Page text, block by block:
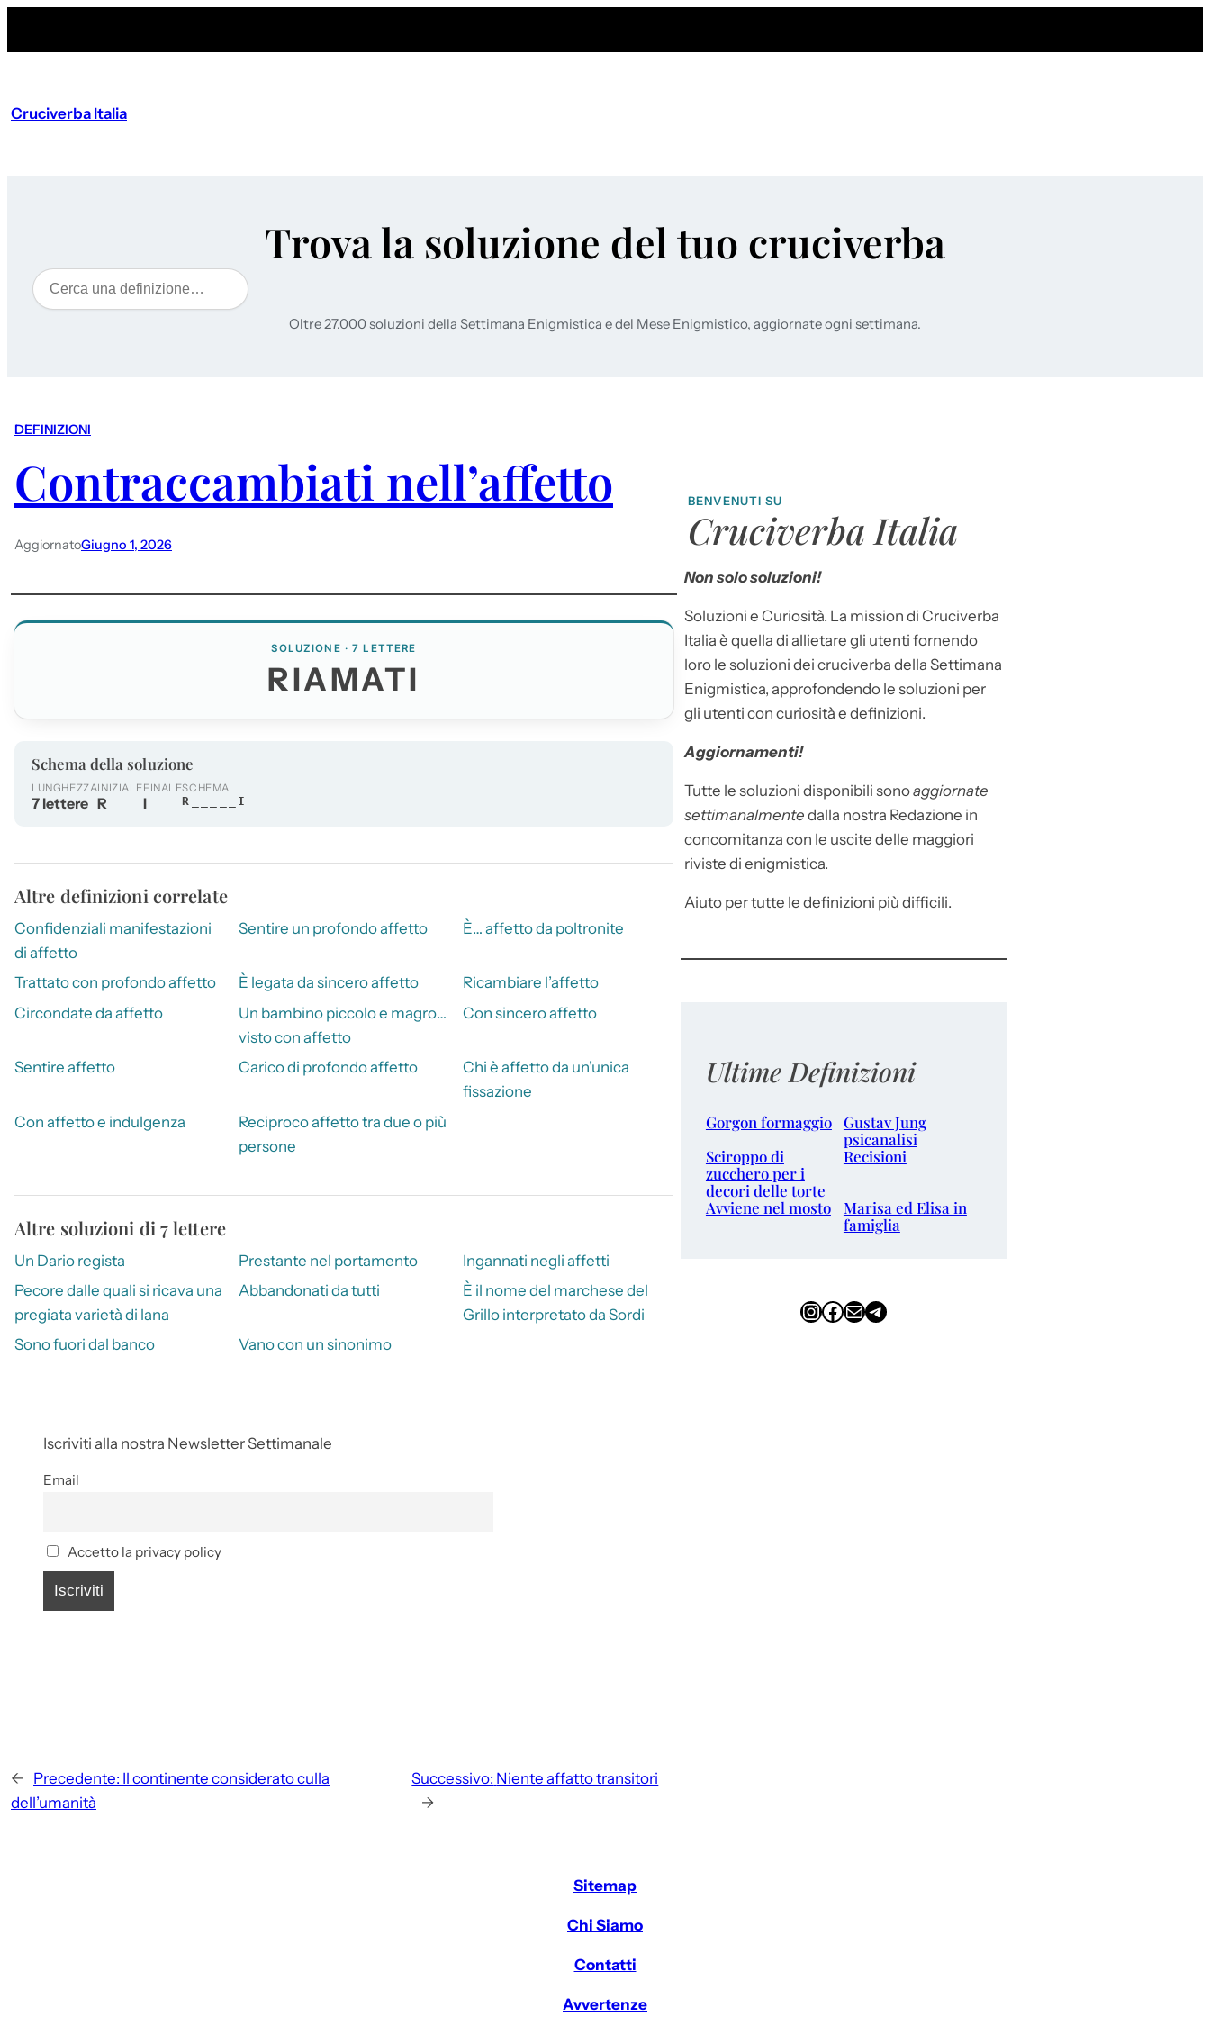
Cruciverba Italia
Trova la soluzione del tuo cruciverba
Cerca
Oltre 27.000 soluzioni della Settimana Enigmistica e del Mese Enigmistico, aggiornate ogni settimana.
DEFINIZIONI
Contraccambiati nell’affetto
AggiornatoGiugno 1, 2026
SOLUZIONE · 7 LETTERE
RIAMATI
Schema della soluzione
LUNGHEZZA
7 lettere
INIZIALE
R
FINALE
I
SCHEMA
R_____I
Altre definizioni correlate
Confidenziali manifestazioni
di affetto
Sentire un profondo affetto È… affetto da poltronite
Trattato con profondo affetto È legata da sincero affetto
Ricambiare l’affetto
Circondate da affetto
Un bambino piccolo e magro…
visto con affetto
Con sincero affetto
Sentire affetto Carico di profondo affetto
Chi è affetto da un’unica
fissazione
Con affetto e indulgenza
Reciproco affetto tra due o più
persone
Altre soluzioni di 7 lettere
Un Dario regista Prestante nel portamento
Ingannati negli affetti
Pecore dalle quali si ricava una
pregiata varietà di lana
Abbandonati da tutti
È il nome del marchese del
Grillo interpretato da Sordi
Sono fuori dal banco
Vano con un sinonimo
Iscriviti alla nostra Newsletter Settimanale
Email
Accetto la privacy policy
← Precedente: Il continente considerato culla
dell’umanità
Successivo: Niente affatto transitori
→
BENVENUTI SU
Cruciverba Italia
Non solo soluzioni!
Soluzioni e Curiosità. La mission di Cruciverba
Italia è quella di allietare gli utenti fornendo
loro le soluzioni dei cruciverba della Settimana
Enigmistica, approfondendo le soluzioni per
gli utenti con curiosità e definizioni.
Aggiornamenti!
Tutte le soluzioni disponibili sonoaggiornate
settimanalmente dalla nostra Redazione in
concomitanza con le uscite delle maggiori
riviste di enigmistica.
Aiuto per tutte le definizioni più difficili.
Ultime Definizioni
Gorgon formaggio Gustav Jung
psicanalisi
Sciroppo di
zucchero per i
decori delle torte
Recisioni
Avviene nel mosto
Marisa ed Elisa in
famiglia
InstagramFacebook Email Telegram
Sitemap
Chi Siamo
Contatti
Avvertenze